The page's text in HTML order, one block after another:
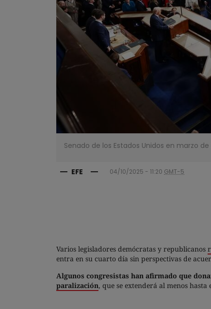
Senado de los Estados Unidos en marzo de
EFE 04/10/2025 - 11:20 GMT-5
Varios legisladores demócratas y republicanos
entra en su cuarto día sin perspectivas de
Algunos congresistas han afirmado que
paralización, que se extenderá al menos